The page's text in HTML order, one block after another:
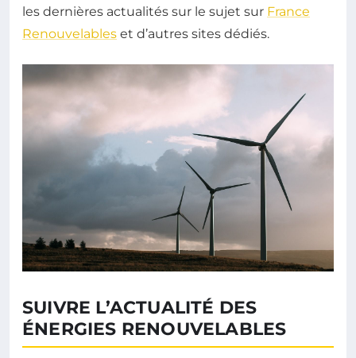
les dernières actualités sur le sujet sur France
Renouvelables et d’autres sites dédiés.
SUIVRE L’ACTUALITÉ DES
ÉNERGIES RENOUVELABLES